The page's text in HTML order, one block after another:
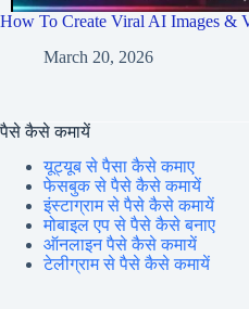
How To Create Viral AI Images &
March 20, 2026
पैसे कैसे कमायें
यूट्यूब से पैसा कैसे कमाए
फेसबुक से पैसे कैसे कमायें
इंस्टाग्राम से पैसे कैसे कमायें
मोबाइल एप से पैसे कैसे बनाए
ऑनलाइन पैसे कैसे कमायें
टेलीग्राम से पैसे कैसे कमायें